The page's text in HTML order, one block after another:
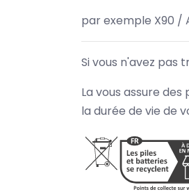
par exemple X90 /
Si vous n'avez pas
La vous assure
la durée de vie de